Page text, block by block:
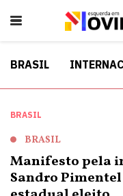
BRASIL
BRASIL
BRASIL
Manifesto pela
Sandro